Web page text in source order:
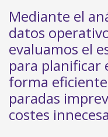
Mediante el
datos
evaluamos el
para
forma
paradas
costes